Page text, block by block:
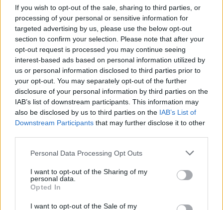
If you wish to opt-out of the sale, sharing to third parties, or
processing of your personal or sensitive information for
targeted advertising by us, please use the below opt-out
section to confirm your selection. Please note that after your
opt-out request is processed you may continue seeing
interest-based ads based on personal information utilized by
us or personal information disclosed to third parties prior to
your opt-out. You may separately opt-out of the further
disclosure of your personal information by third parties on the
IAB’s list of downstream participants. This information may
also be disclosed by us to third parties on the IAB’s List of
Downstream Participants that may further disclose it to other
Please note that this website/app uses one or more Google
not limited to your visit or usage behaviour. You may click to
grant or deny consent to Google and its third-party tags to
use your data for below specified purposes in below Google
consent section.
Personal Data Processing Opt Outs
I want to opt-out of the Sharing of my
personal data.
Opted In
I want to opt-out of the Sale of my
Το τέλος στελεχών του ΣΚΑΪ: Το χρονικό ενός
προαναγγελθέντος «θανάτου» με σφραγίδα Γιάννη
Αλαφούζου
07.08.2026 ΧΡΊΣΛΑ ΓΕΩΡΓΑΚΟΠΟΎΛΟΥ